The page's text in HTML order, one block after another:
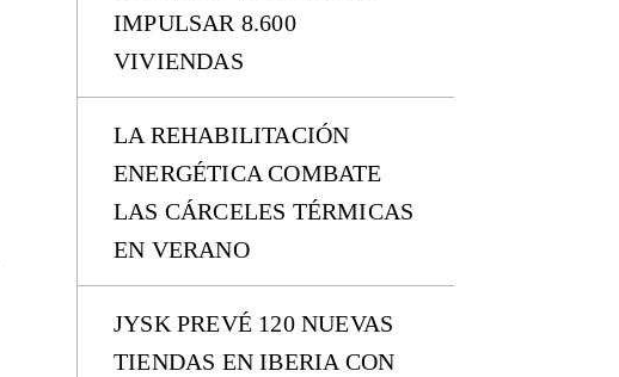
IMPULSAR 8.600
VIVIENDAS
LA REHABILITACIÓN
ENERGÉTICA COMBATE
LAS CÁRCELES TÉRMICAS
EN VERANO
JYSK PREVÉ 120 NUEVAS
TIENDAS EN IBERIA CON